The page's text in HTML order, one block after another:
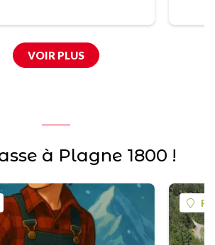
VOIR PLUS
à Plagne 1800 !